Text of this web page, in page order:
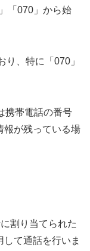
「070」から始
り、特に「070」
携帯電話の番号
報が残っている場
割り当てられた
て通話を行いま